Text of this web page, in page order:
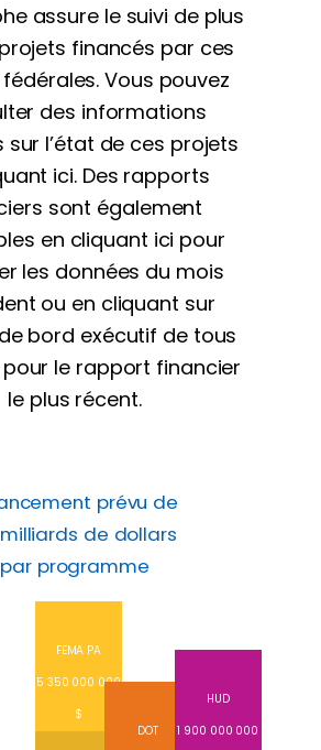
assure le suivi de plus
financés par ces
Vous pouvez
des informations
sur l’état de ces projets
ici. Des rapports
sont également
en cliquant ici pour
les données du mois
ou en cliquant sur
bord exécutif de tous
le rapport financier
le plus récent.
prévu de
de dollars
par programme
FEMA PA
5 350 000 000
$
DOT
HUD
1 900 000 000